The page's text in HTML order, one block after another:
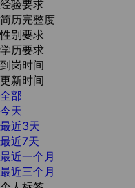
经验要求
简历完整度
性别要求
学历要求
到岗时间
更新时间
全部
今天
最近3天
最近7天
最近一个月
最近三个月